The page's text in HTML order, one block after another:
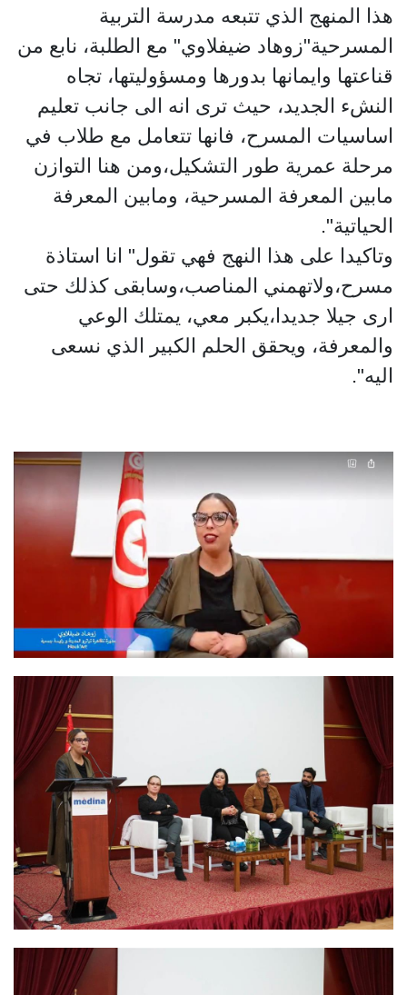
هذا المنهج الذي تتبعه مدرسة التربية
المسرحية"زوهاد ضيفلاوي" مع الطلبة، نابع من
قناعتها وايمانها بدورها ومسؤوليتها، تجاه
النشء الجديد، حيث ترى انه الى جانب تعليم
اساسيات المسرح، فانها تتعامل مع طلاب في
مرحلة عمرية طور التشكيل،ومن هنا التوازن
مابين المعرفة المسرحية، ومابين المعرفة
الحياتية".
وتاكيدا على هذا النهج فهي تقول" انا استاذة
مسرح،ولاتهمني المناصب،وسابقى كذلك حتى
ارى جيلا جديدا،يكبر معي، يمتلك الوعي
والمعرفة، ويحقق الحلم الكبير الذي نسعى
اليه".